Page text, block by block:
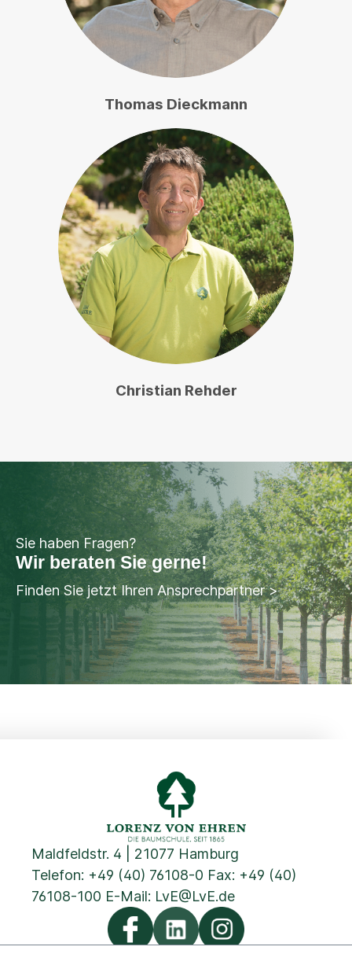
Thomas Dieckmann
Christian Rehder
Sie haben Fragen?
Wir beraten Sie gerne!
Finden Sie jetzt Ihren Ansprechpartner >
Maldfeldstr. 4 | 21077 Hamburg
Telefon: +49 (40) 76108-0 Fax: +49 (40)
76108-100 E-Mail: LvE@LvE.de